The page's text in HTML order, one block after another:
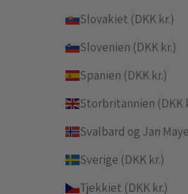
Slovakiet (DKK kr.)
Slovenien (DKK kr.)
Spanien (DKK kr.)
Storbritannien (DKK
Svalbard og Jan
Sverige (DKK kr.)
Tjekkiet (DKK kr.)